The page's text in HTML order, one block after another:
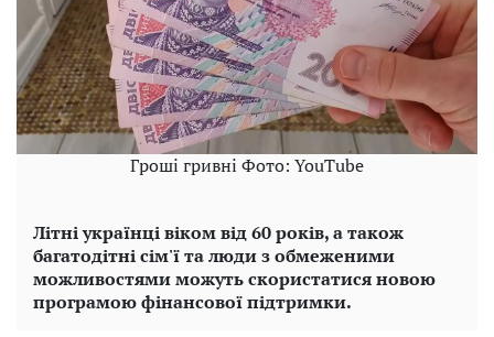
Гроші гривні Фото: YouTube
Літні українці віком від 60 років, а також
багатодітні сім'ї та люди з обмеженими
можливостями можуть скористатися новою
програмою фінансової підтримки.